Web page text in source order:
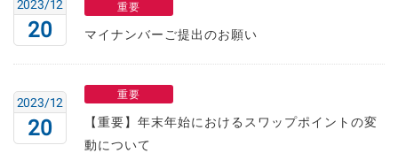
20
2023/12 重要
マイナンバーご提出のお願い
20
2023/12
重要
【重要】年末年始におけるスワップポイントの変
動について